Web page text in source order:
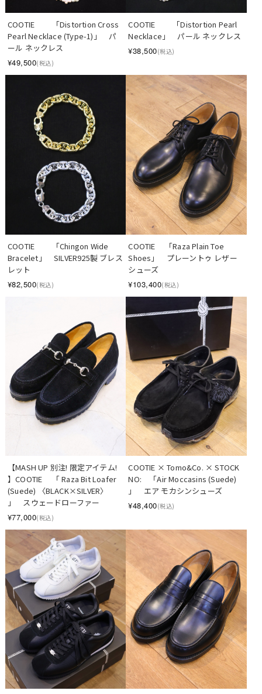
COOTIE 　　「Distortion Cross
Pearl Necklace (Type-1)」　パ
ール ネックレス
¥49,500(税込)
COOTIE 　　「Distortion Pearl
Necklace」　パール ネックレス
¥38,500(税込)
COOTIE 　　「Chingon Wide
Bracelet」　SILVER925製 ブレス
レット
¥82,500(税込)
COOTIE 　「Raza Plain Toe
Shoes」　プレーントゥ レザー
シューズ
¥103,400(税込)
【MASH UP 別注! 限定アイテム!
】COOTIE 　「 Raza Bit Loafer
(Suede) 〈BLACK×SILVER〉
」　スウェードローファー
¥77,000(税込)
COOTIE × Tomo&Co. × STOCK
NO:　「Air Moccasins (Suede)
」　エア モカシンシューズ
¥48,400(税込)